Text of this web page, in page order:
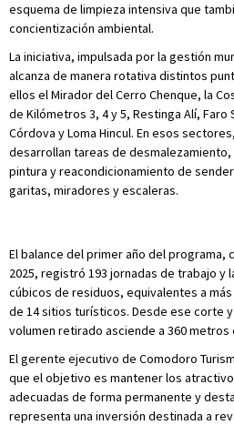
esquema de limpieza intensiva que
concientización ambiental.
La iniciativa, impulsada por la gestión
alcanza de manera rotativa distintos
ellos el Mirador del Cerro Chenque, la
de Kilómetros 3, 4 y 5, Restinga Alí, Faro
Córdova y Loma Hincul. En esos
desarrollan tareas de
pintura y reacondicionamiento de
garitas, miradores y escaleras.
El balance del primer año del programa,
2025, registró 193 jornadas de trabajo y
cúbicos de residuos, equivalentes a
de 14 sitios turísticos. Desde ese corte
volumen retirado asciende a 360 metros
El gerente ejecutivo de Comodoro
que el objetivo es mantener los
adecuadas de forma permanente y
representa una inversión destinada a